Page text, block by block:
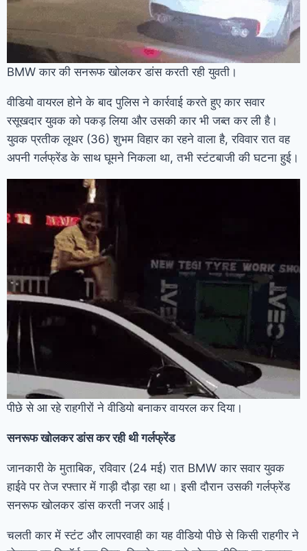
BMW कार की सनरूफ खोलकर डांस करती रही युवती।
वीडियो वायरल होने के बाद पुलिस ने कार्रवाई करते हुए कार सवार
रसूखदार युवक को पकड़ लिया और उसकी कार भी जब्त कर ली है।
युवक प्रतीक लूथर (36) शुभम विहार का रहने वाला है, रविवार रात वह
अपनी गर्लफ्रेंड के साथ घूमने निकला था, तभी स्टंटबाजी की घटना हुई।
पीछे से आ रहे राहगीरों ने वीडियो बनाकर वायरल कर दिया।
सनरूफ खोलकर डांस कर रही थी गर्लफ्रेंड
जानकारी के मुताबिक, रविवार (24 मई) रात BMW कार सवार युवक
हाईवे पर तेज रफ्तार में गाड़ी दौड़ा रहा था। इसी दौरान उसकी गर्लफ्रेंड
सनरूफ खोलकर डांस करती नजर आई।
चलती कार में स्टंट और लापरवाही का यह वीडियो पीछे से किसी राहगीर ने